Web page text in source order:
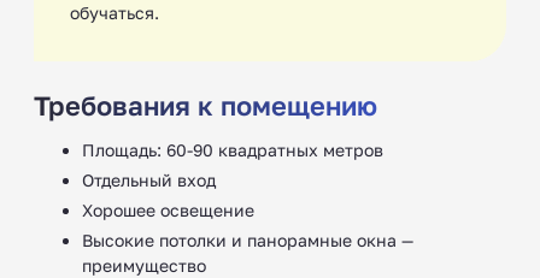
обучаться.
Требования к помещению
Площадь: 60-90 квадратных метров
Отдельный вход
Хорошее освещение
Высокие потолки и панорамные окна —
преимущество